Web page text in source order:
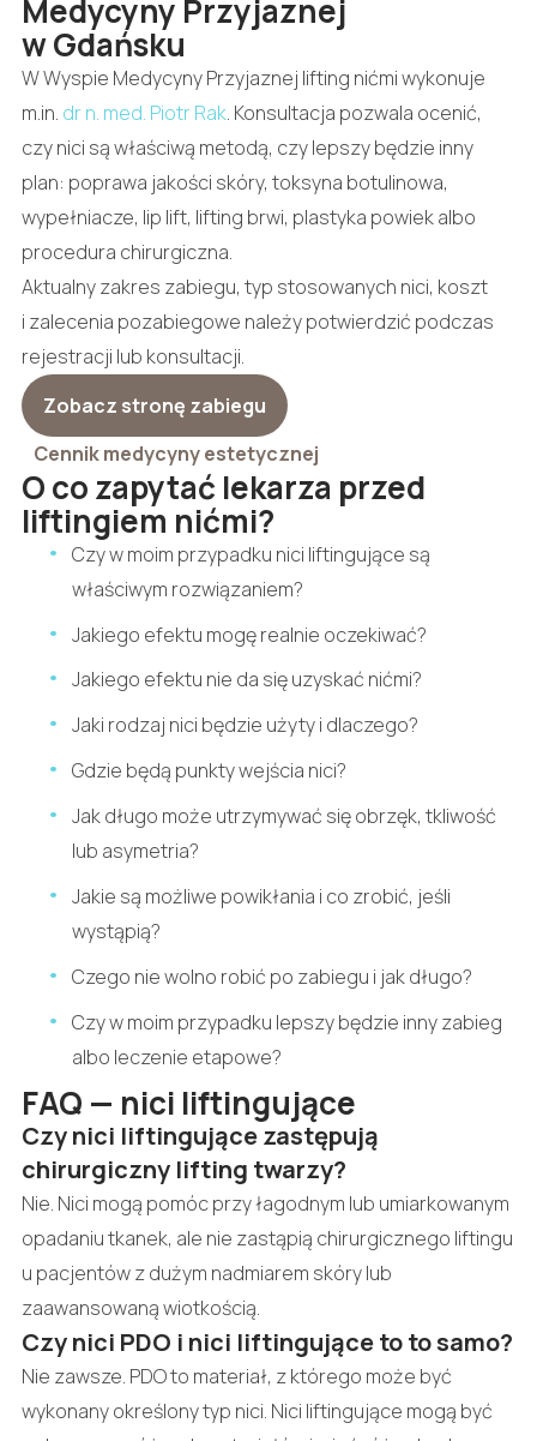
Medycyny Przyjaznej
w Gdańsku
W Wyspie Medycyny Przyjaznej lifting nićmi wykonuje
m.in. dr n. med. Piotr Rak. Konsultacja pozwala ocenić,
czy nici są właściwą metodą, czy lepszy będzie inny
plan: poprawa jakości skóry, toksyna botulinowa,
wypełniacze, lip lift, lifting brwi, plastyka powiek albo
procedura chirurgiczna.
Aktualny zakres zabiegu, typ stosowanych nici, koszt
i zalecenia pozabiegowe należy potwierdzić podczas
rejestracji lub konsultacji.
Zobacz stronę zabiegu
Cennik medycyny estetycznej
O co zapytać lekarza przed
liftingiem nićmi?
Czy w moim przypadku nici liftingujące są
właściwym rozwiązaniem?
Jakiego efektu mogę realnie oczekiwać?
Jakiego efektu nie da się uzyskać nićmi?
Jaki rodzaj nici będzie użyty i dlaczego?
Gdzie będą punkty wejścia nici?
Jak długo może utrzymywać się obrzęk, tkliwość
lub asymetria?
Jakie są możliwe powikłania i co zrobić, jeśli
wystąpią?
Czego nie wolno robić po zabiegu i jak długo?
Czy w moim przypadku lepszy będzie inny zabieg
albo leczenie etapowe?
FAQ — nici liftingujące
Czy nici liftingujące zastępują
chirurgiczny lifting twarzy?
Nie. Nici mogą pomóc przy łagodnym lub umiarkowanym
opadaniu tkanek, ale nie zastąpią chirurgicznego liftingu
u pacjentów z dużym nadmiarem skóry lub
zaawansowaną wiotkością.
Czy nici PDO i nici liftingujące to to samo?
Nie zawsze. PDO to materiał, z którego może być
wykonany określony typ nici. Nici liftingujące mogą być